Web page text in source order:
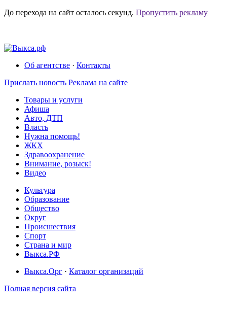
До перехода на сайт осталось секунд. Пропустить рекламу
Об агентстве · Контакты
Прислать новость Реклама на сайте
Товары и услуги
Афиша
Авто, ДТП
Власть
Нужна помощь!
ЖКХ
Здравоохранение
Внимание, розыск!
Видео
Культура
Образование
Общество
Округ
Происшествия
Спорт
Страна и мир
Выкса.РФ
Выкса.Орг · Каталог организаций
Полная версия сайта